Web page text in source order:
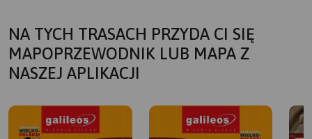
NA TYCH TRASACH PRZYDA CI SIĘ
MAPOPRZEWODNIK LUB MAPA Z
NASZEJ APLIKACJI